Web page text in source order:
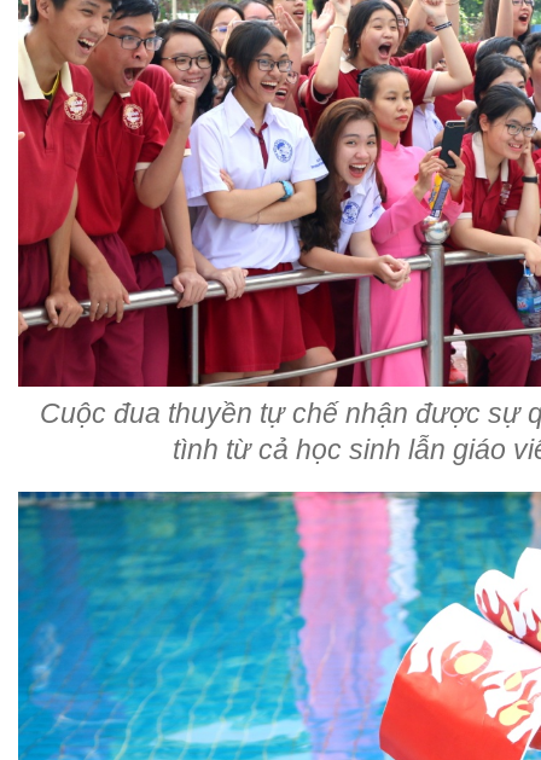
Cuộc đua thuyền tự chế nhận được sự
tình từ cả học sinh lẫn giáo